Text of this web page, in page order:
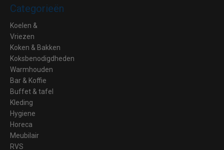
Categorieën
Koelen &
Vriezen
Koken & Bakken
Koksbenodigdheden
Warmhouden
Bar & Koffie
Buffet & tafel
Kleding
Hygiene
Horeca
Meubilair
RVS